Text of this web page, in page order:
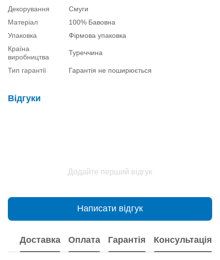
Декорування
Смуги
Матеріал
100% Бавовна
Упаковка
Фірмова упаковка
Країна
виробництва
Туреччина
Тип гарантії Гарантія не поширюється
Відгуки
Додайте перший відгук
Написати відгук
Доставка Оплата Гарантія Консультація